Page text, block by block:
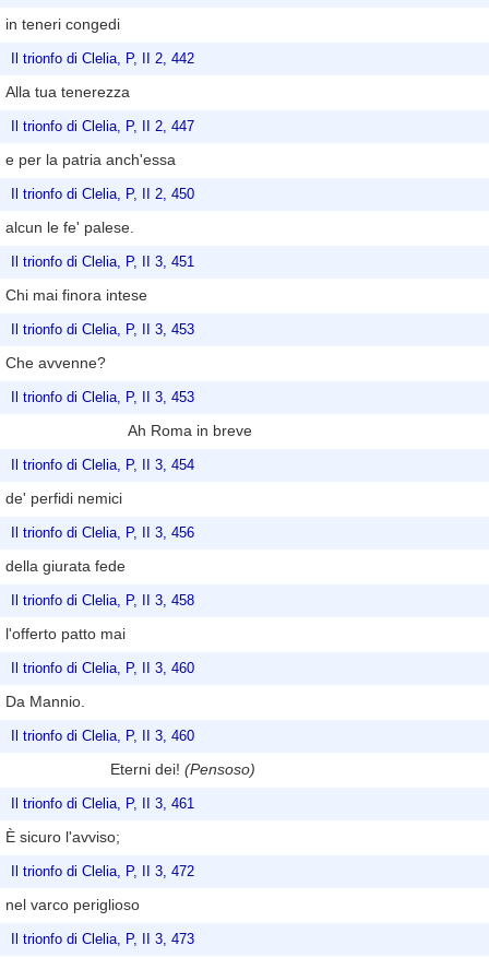
in teneri congedi
Il trionfo di Clelia, P, II 2, 442
Alla tua tenerezza
Il trionfo di Clelia, P, II 2, 447
e per la patria anch'essa
Il trionfo di Clelia, P, II 2, 450
alcun le fe' palese.
Il trionfo di Clelia, P, II 3, 451
Chi mai finora intese
Il trionfo di Clelia, P, II 3, 453
Che avvenne?
Il trionfo di Clelia, P, II 3, 453
Ah Roma in breve
Il trionfo di Clelia, P, II 3, 454
de' perfidi nemici
Il trionfo di Clelia, P, II 3, 456
della giurata fede
Il trionfo di Clelia, P, II 3, 458
l'offerto patto mai
Il trionfo di Clelia, P, II 3, 460
Da Mannio.
Il trionfo di Clelia, P, II 3, 460
Eterni dei! (Pensoso)
Il trionfo di Clelia, P, II 3, 461
È sicuro l'avviso;
Il trionfo di Clelia, P, II 3, 472
nel varco periglioso
Il trionfo di Clelia, P, II 3, 473